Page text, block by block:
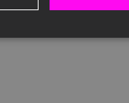
erforderlich?